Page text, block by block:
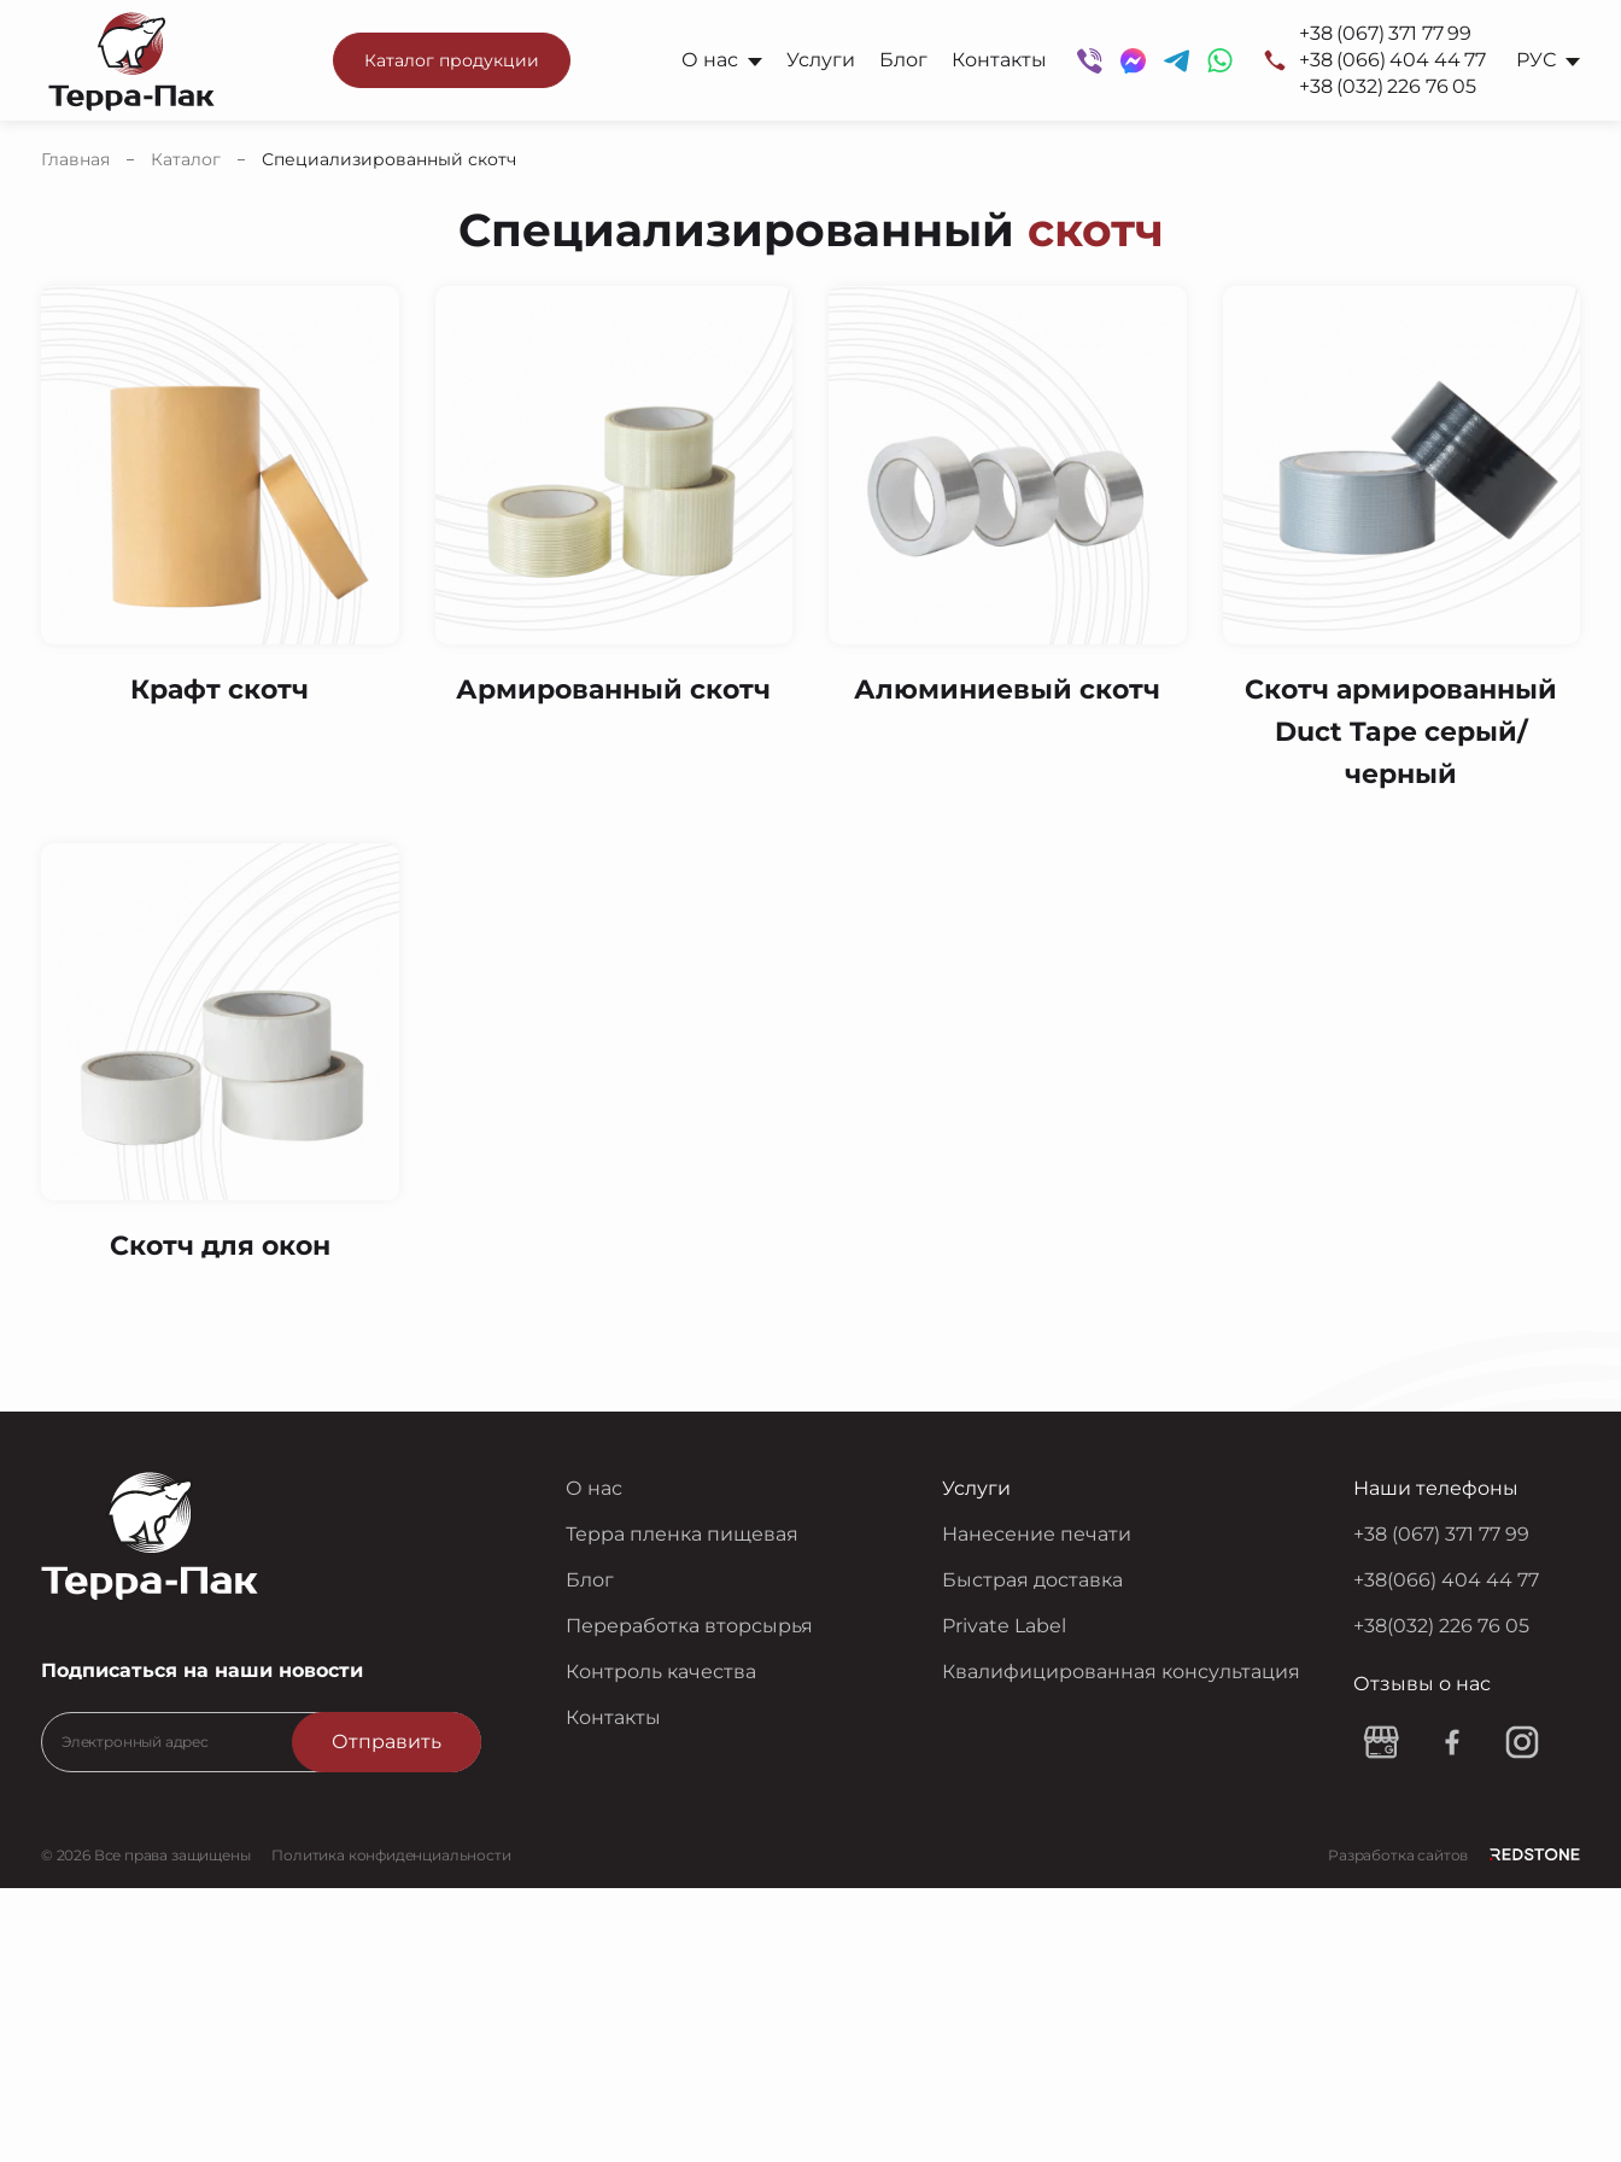
Каталог продукции О нас Услуги Блог Контакты
+38 (067) 371 77 99
+38 (066) 404 44 77
+38 (032) 226 76 05
РУС
Главная Каталог Специализированный скотч
Специализированный скотч
Крафт скотч Армированный скотч Алюминиевый скотч
Скотч армированный
Duct Tape серый/
черный
Скотч для окон
Подписаться на наши новости
Отправить
О нас
Терра пленка пищевая
Блог
Переработка вторсырья
Контроль качества
Контакты
Услуги
Нанесение печати
Быстрая доставка
Private Label
Квалифицированная консультация
Наши телефоны
+38 (067) 371 77 99
+38(066) 404 44 77
+38(032) 226 76 05
Отзывы о нас
© 2026 Все права защищены Политика конфиденциальности Разработка сайтов